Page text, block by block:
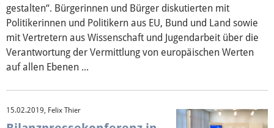
gestalten“. Bürgerinnen und Bürger diskutierten mit
Politikerinnen und Politikern aus EU, Bund und Land sowie
mit Vertretern aus Wissenschaft und Jugendarbeit über die
Verantwortung der Vermittlung von europäischen Werten
auf allen Ebenen ...
15.02.2019, Felix Thier